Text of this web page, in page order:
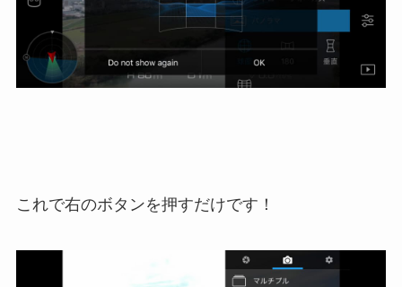
これで右のボタンを押すだけです！